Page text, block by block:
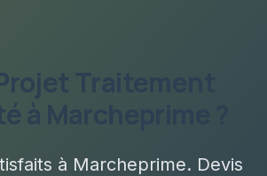
à Marcheprime. Devis